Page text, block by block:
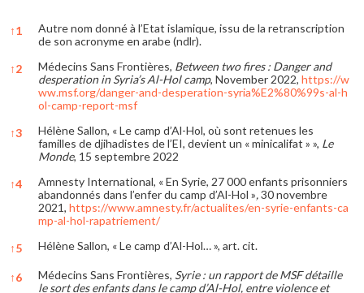
↑1
Autre nom donné à l’Etat islamique, issu de la retranscription
de son acronyme en arabe (ndlr).
↑2 Médecins Sans Frontières, Between two fires : Danger and
desperation in Syria’s Al-Hol camp, November 2022, https://w
ww.msf.org/danger-and-desperation-syria%E2%80%99s-al-h
ol-camp-report-msf
↑3
Hélène Sallon, « Le camp d’Al-Hol, où sont retenues les
familles de djihadistes de l’EI, devient un « minicalifat » », Le
Monde, 15 septembre 2022
↑4
Amnesty International, « En Syrie, 27 000 enfants prisonniers
abandonnés dans l’enfer du camp d’Al-Hol »,30 novembre
2021, https://www.amnesty.fr/actualites/en-syrie-enfants-ca
mp-al-hol-rapatriement/
↑5 Hélène Sallon, « Le camp d’Al-Hol… », art. cit.
↑6 Médecins Sans Frontières, Syrie : un rapport de MSF détaille
le sort des enfants dans le camp d’Al-Hol, entre violence et